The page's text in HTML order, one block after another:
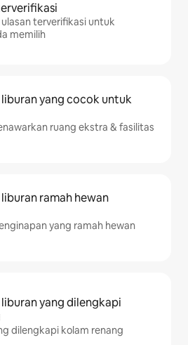
ulasan terverifikasi untuk
memilih
yang cocok untuk
ruang ekstra & fasilitas
ramah hewan
yang ramah hewan
yang dilengkapi
dilengkapi kolam renang